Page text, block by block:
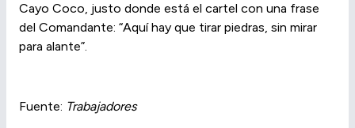
Cayo Coco, justo donde está el cartel con una frase
del Comandante: “Aquí hay que tirar piedras, sin mirar
para alante”.
Fuente: Trabajadores